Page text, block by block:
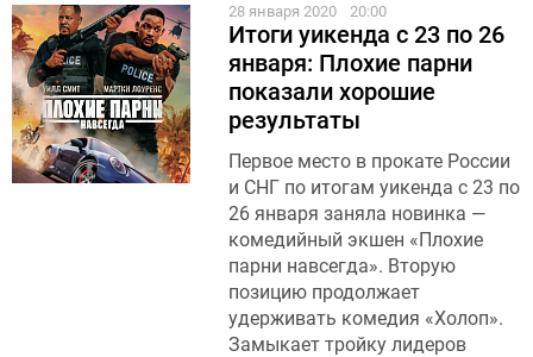
28 января 2020 20:00
Итоги уикенда с 23 по 26
января: Плохие парни
показали хорошие
результаты
Первое место в прокате России
и СНГ по итогам уикенда с 23 по
26 января заняла новинка —
комедийный экшен «Плохие
парни навсегда». Вторую
позицию продолжает
удерживать комедия «Холоп».
Замыкает тройку лидеров